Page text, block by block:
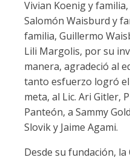
Vivian Koenig y
Salomón Waisburd y
familia, Guillermo
Lili Margolis, por su
manera, agradeció al
tanto esfuerzo logró
meta, al Lic. Ari Gitler,
Panteón, a Sammy
Slovik y Jaime Agami.
Desde su fundación,